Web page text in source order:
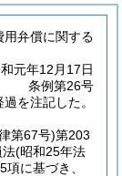
弁償に関する
元年12月17日
条例第26号
を注記した。
第67号)第203
法(昭和25年法
項に基づき、